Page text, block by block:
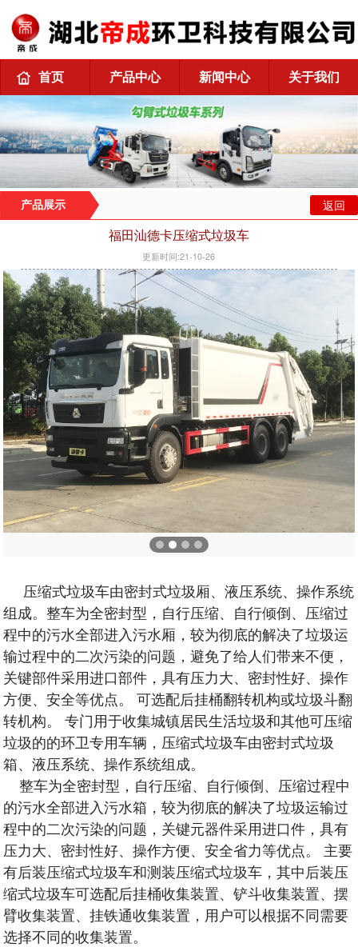
首页 产品中心 新闻中心 关于我们
产品展示 返回
福田汕德卡压缩式垃圾车
更新时间:21-10-26
压缩式垃圾车由密封式垃圾厢、液压系统、操作系统
组成。整车为全密封型，自行压缩、自行倾倒、压缩过
程中的污水全部进入污水厢，较为彻底的解决了垃圾运
输过程中的二次污染的问题，避免了给人们带来不便，
关键部件采用进口部件，具有压力大、密封性好、操作
方便、安全等优点。 可选配后挂桶翻转机构或垃圾斗翻
转机构。 专门用于收集城镇居民生活垃圾和其他可压缩
垃圾的的环卫专用车辆，压缩式垃圾车由密封式垃圾
箱、液压系统、操作系统组成。
整车为全密封型，自行压缩、自行倾倒、压缩过程中
的污水全部进入污水箱，较为彻底的解决了垃圾运输过
程中的二次污染的问题，关键元器件采用进口件，具有
压力大、密封性好、操作方便、安全省力等优点。 主要
有后装压缩式垃圾车和测装压缩式垃圾车，其中后装压
缩式垃圾车可选配后挂桶收集装置、铲斗收集装置、摆
臂收集装置、挂铁通收集装置，用户可以根据不同需要
选择不同的收集装置。